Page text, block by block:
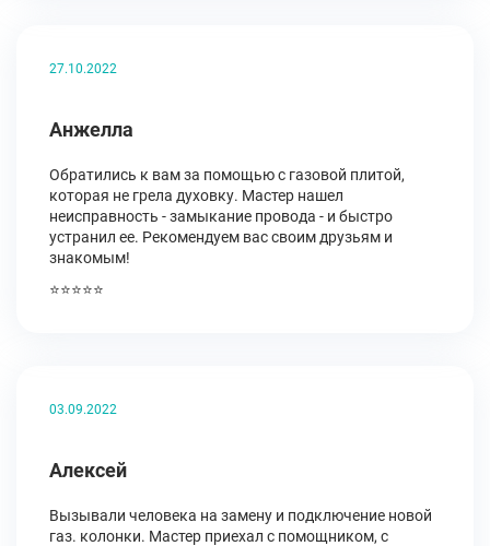
27.10.2022
Анжелла
Обратились к вам за помощью с газовой плитой,
которая не грела духовку. Мастер нашел
неисправность - замыкание провода - и быстро
устранил ее. Рекомендуем вас своим друзьям и
знакомым!
⭐⭐⭐⭐⭐
03.09.2022
Алексей
Вызывали человека на замену и подключение новой
газ. колонки. Мастер приехал с помощником, с